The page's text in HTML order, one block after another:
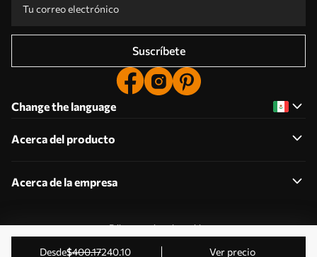
desde$400.17240.10 Ver precio
Suscríbete
Change the language
Acerca del producto
Acerca de la empresa
Editar permisos de cookies
2011-2026 Uwalls . Todos los derechos reservados.